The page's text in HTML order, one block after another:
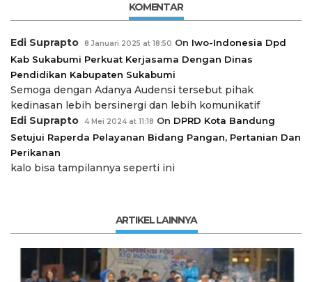
KOMENTAR
Edi Suprapto 8 Januari 2025 at 18:50 On Iwo-Indonesia Dpd
Kab Sukabumi Perkuat Kerjasama Dengan Dinas
Pendidikan Kabupaten Sukabumi
Semoga dengan Adanya Audensi tersebut pihak
kedinasan lebih bersinergi dan lebih komunikatif
Edi Suprapto
4 Mei 2024 at 11:18 On DPRD Kota Bandung
Setujui Raperda Pelayanan Bidang Pangan, Pertanian Dan
Perikanan
kalo bisa tampilannya seperti ini
ARTIKEL LAINNYA